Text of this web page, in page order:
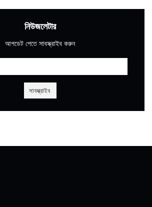
নিউজলেটার
আপডেট পেতে সাবস্ক্রাইব করুন